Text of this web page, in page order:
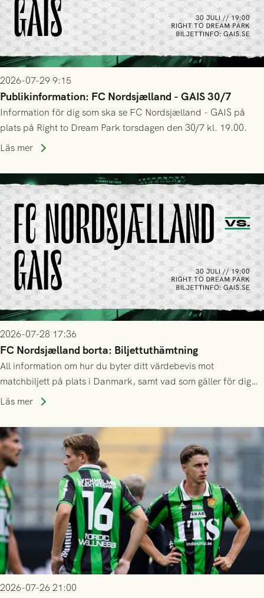
2026-07-29 9:15
Publikinformation: FC Nordsjælland - GAIS 30/7
Information för dig som ska se FC Nordsjælland - GAIS på
plats på Right to Dream Park torsdagen den 30/7 kl. 19.00.
Läs mer
2026-07-28 17:36
FC Nordsjælland borta: Biljettuthämtning
All information om hur du byter ditt värdebevis mot
matchbiljett på plats i Danmark, samt vad som gäller för dig
som står på reservlista eller fått förhinder.
Läs mer
2026-07-26 21:00